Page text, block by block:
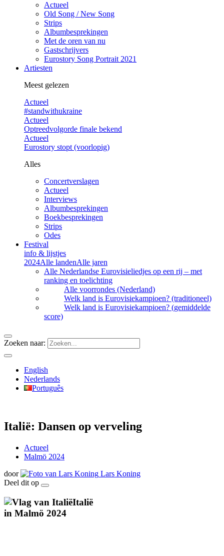
Actueel
Old Song / New Song
Strips
Albumbesprekingen
Met de oren van nu
Gastschrijvers
Eurostory Song Portrait 2021
Artiesten
Meest gelezen
Actueel
#standwithukraine
Actueel
Optreedvolgorde finale bekend
Actueel
Eurostory stopt (voorlopig)
Alles
Concertverslagen
Actueel
Interviews
Albumbesprekingen
Boekbesprekingen
Strips
Odes
Festival
info & lijstjes
2024Alle landenAlle jaren
Alle Nederlandse Eurovisieliedjes op een rij – met
ranking en toelichting
Alle voorrondes (Nederland)
Welk land is Eurovisiekampioen? (traditioneel)
Welk land is Eurovisiekampioen? (gemiddelde
score)
Zoeken naar:
English
Nederlands
Português
Italië: Dansen op verveling
Actueel
Malmö 2024
door
Lars Koning
Deel dit op
Italië
in Malmö 2024